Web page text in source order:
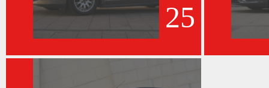
25